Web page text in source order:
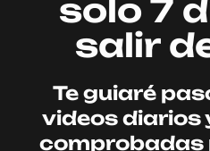
solo 7
salir
Te guiaré
videos
comprobadas